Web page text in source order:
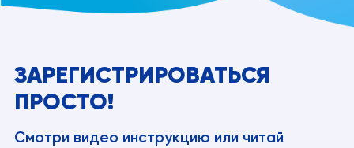
ЗАРЕГИСТРИРОВАТЬСЯ
ПРОСТО!
Смотри видео инструкцию или читай